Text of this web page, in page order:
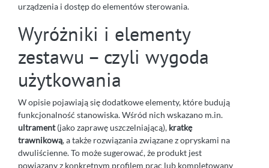
urządzenia i dostęp do elementów sterowania.
Wyróżniki i elementy
zestawu – czyli wygoda
użytkowania
W opisie pojawiają się dodatkowe elementy, które budują
funkcjonalność stanowiska. Wśród nich wskazano m.in.
ultrament(jako zaprawę uszczelniającą), kratkę
trawnikową, a także rozwiązania związane z opryskami na
dwuliścienne. To może sugerować, że produkt jest
powiązany z konkretnym profilem prac lub kompletowany